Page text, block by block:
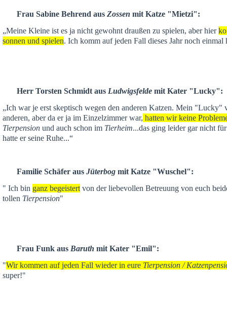
Frau Sabine Behrend aus Zossen mit Katze "Mietzi":
„Meine Kleine ist es ja nicht gewohnt draußen zu spielen, aber hier
sonnen und spielen. Ich komm auf jeden Fall dieses Jahr noch einmal
Herr Torsten Schmidt aus Ludwigsfelde mit Kater "Lucky":
„Ich war je erst skeptisch wegen den anderen Katzen. Mein "Lucky"
anderen, aber da er ja im Einzelzimmer war, hatten wir keine
Tierpension und auch schon im Tierheim...das ging leider gar nicht
hatte er seine Ruhe...“
Familie Schäfer aus Jüterbog mit Katze "Wuschel":
" Ich bin ganz begeistert von der liebevollen Betreuung von euch
tollen Tierpension"
Frau Funk aus Baruth mit Kater "Emil":
"Wir kommen auf jeden Fall wieder in eure Tierpension /
super!"